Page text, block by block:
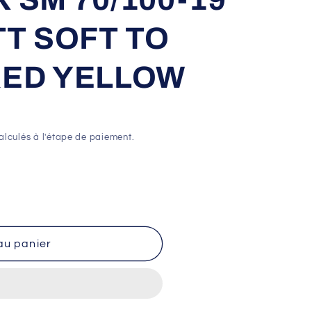
SOFT TO
YELLOW
à l'étape de paiement.
panier